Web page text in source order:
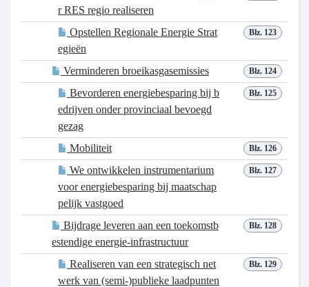
r RES regio realiseren
Blz. 123
Opstellen Regionale Energie Strat
egieën
Blz. 124
Verminderen broeikasgasemissies
Blz. 125
Bevorderen energiebesparing bij b
edrijven onder provinciaal bevoegd
gezag
Blz. 126
Mobiliteit
Blz. 127
We ontwikkelen instrumentarium
voor energiebesparing bij maatschap
pelijk vastgoed
Blz. 128
Bijdrage leveren aan een toekomstb
estendige energie-infrastructuur
Blz. 129
Realiseren van een strategisch net
werk van (semi-)publieke laadpunten